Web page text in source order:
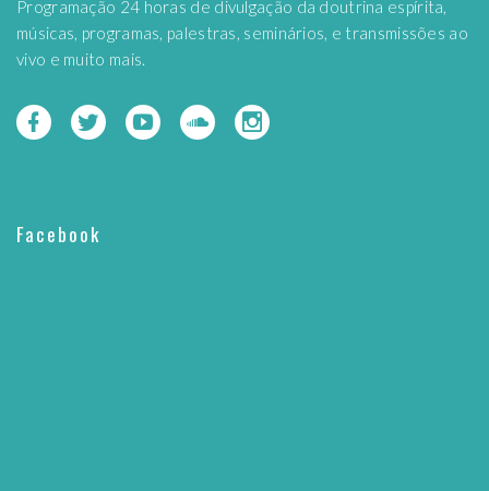
Programação 24 horas de divulgação da doutrina espírita,
músicas, programas, palestras, seminários, e transmissões ao
vivo e muito mais.
Facebook